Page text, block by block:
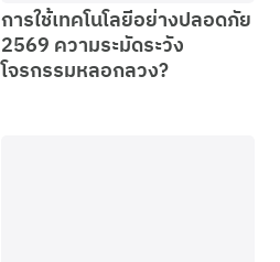
การใช้เทคโนโลยีอย่างปลอดภัย
2569 ความระมัดระวัง
โจรกรรมหลอกลวง?